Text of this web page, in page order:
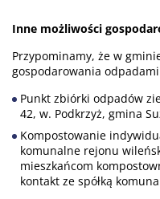
Inne możliwości
Przypominamy, że w
gospodarowania
Punkt zbiórki odpadów
42, w. Podkrzyż, gmina
Kompostowanie
komunalne rejonu
mieszkańcom
kontakt ze spółką